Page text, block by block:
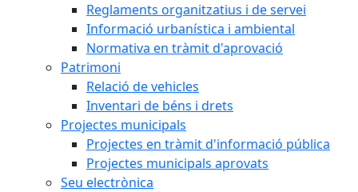
Reglaments organitzatius i de servei
Informació urbanística i ambiental
Normativa en tràmit d'aprovació
Patrimoni
Relació de vehicles
Inventari de béns i drets
Projectes municipals
Projectes en tràmit d'informació pública
Projectes municipals aprovats
Seu electrònica